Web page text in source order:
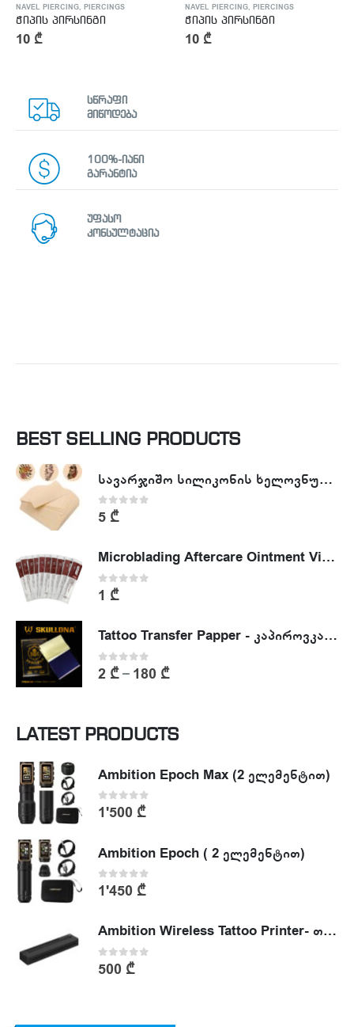
NAVEL PIERCING, PIERCINGS
ჭიპის პირსინგი
10 ₾
NAVEL PIERCING, PIERCINGS
ჭიპის პირსინგი
10 ₾
სწრაფი
მიწოდება
100%-იანი
გარანტია
უფასო
კონსულტაცია
BEST SELLING PRODUCTS
სავარჯიშო სილიკონის ხელოვნური კანი - Tattoo Practike skin
0out of 5
5 ₾
Microblading Aftercare Ointment Vitamin A&D
0 out of 5
1 ₾
Tattoo Transfer Papper - კაპიროვკა - ტატუს ესკიზის კოპირების ქაღალდი
0out of 5
2 ₾– 180 ₾
LATEST PRODUCTS
Ambition Epoch Max (2 ელემენტით)
0out of 5
1'500 ₾
Ambition Epoch ( 2 ელემენტით)
0out of 5
1'450 ₾
Ambition Wireless Tattoo Printer- თერმული პრინტერი
0out of 5
500 ₾